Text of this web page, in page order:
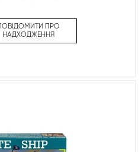
ПОВІДОМИТИ ПРО
НАДХОДЖЕННЯ